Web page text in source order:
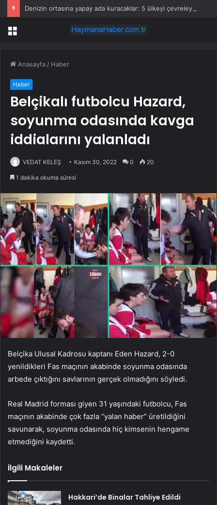
Denizin ortasına yapay ada kuracaklar: 5 ülkeyi çevreleyecek güçte
Menü
Anasayfa / Haber
Haber
Belçikalı futbolcu Hazard,
soyunma odasında kavga
iddialarını yalanladı
VEDAT KELEŞ Kasım 30, 2022 0 20
1 dakika okuma süresi
Belçika Ulusal Kadrosu kaptanı Eden Hazard, 2-0
yenildikleri Fas maçının akabinde soyunma odasında
arbede çıktığını savlarının gerçek olmadığını söyledi.
Real Madrid forması giyen 31 yaşındaki futbolcu, Fas
maçının akabinde çok fazla “yalan haber” üretildiğini
savunarak, soyunma odasında hiç kimsenin hengame
etmediğini kaydetti.
İlgili Makaleler
Hakkari’de Binalar Tahliye Edildi